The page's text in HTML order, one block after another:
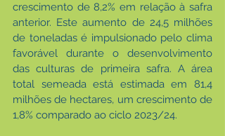
crescimento de 8,2% em relação à safra
anterior. Este aumento de 24,5 milhões
de toneladas é impulsionado pelo clima
favorável durante o desenvolvimento
das culturas de primeira safra. A área
total semeada está estimada em 81,4
milhões de hectares, um crescimento de
1,8% comparado ao ciclo 2023/24.